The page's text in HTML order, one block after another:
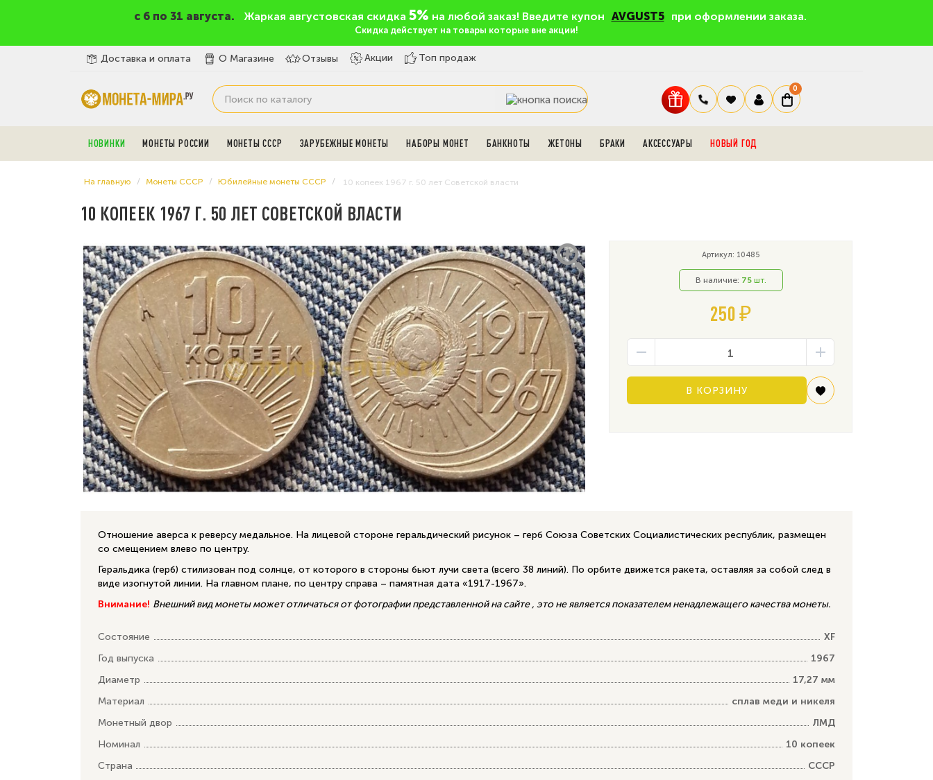
c 6 по 31 августа. Жаркая августовская скидка 5% на любой заказ! Введите купон AVGUST5 при оформлении заказа.
Скидка действует на товары которые вне акции!
Доставка и оплата О Магазине Отзывы Акции Топ продаж
0
НОВИНКИ МОНЕТЫ РОССИИ МОНЕТЫ СССР ЗАРУБЕЖНЫЕ МОНЕТЫ НАБОРЫ МОНЕТ БАНКНОТЫ ЖЕТОНЫ БРАКИ АКСЕССУАРЫ НОВЫЙ ГОД
На главную Монеты СССР Юбилейные монеты СССР 10 копеек 1967 г. 50 лет Советской власти
10 КОПЕЕК 1967 Г. 50 ЛЕТ СОВЕТСКОЙ ВЛАСТИ
Артикул: 10485
В наличие: 75 шт.
250 ₽
В КОРЗИНУ
Отношение аверса к реверсу медальное. На лицевой стороне геральдический рисунок – герб Союза Советских Социалистических республик, размещен
со смещением влево по центру.
Геральдика (герб) стилизован под солнце, от которого в стороны бьют лучи света (всего 38 линий). По орбите движется ракета, оставляя за собой след в
виде изогнутой линии. На главном плане, по центру справа – памятная дата «1917-1967».
Внимание! Внешний вид монеты может отличаться от фотографии представленной на сайте , это не является показателем ненадлежащего качества монеты.
Состояние
XF
Год выпуска
1967
Диаметр
17,27 мм
Материал
сплав меди и никеля
Монетный двор
ЛМД
Номинал
10 копеек
Страна
СССР